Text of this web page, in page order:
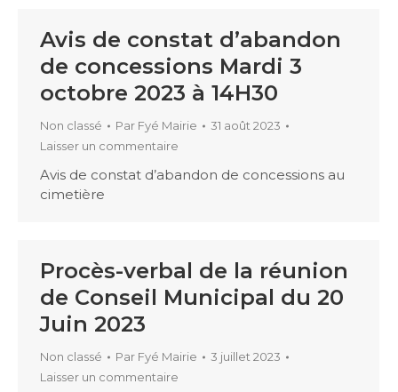
Avis de constat d’abandon
de concessions Mardi 3
octobre 2023 à 14H30
Non classé Par Fyé Mairie
31 août 2023
Laisser un commentaire
Avis de constat d’abandon de concessions au
cimetière
Procès-verbal de la réunion
de Conseil Municipal du 20
Juin 2023
Non classé Par Fyé Mairie
3 juillet 2023
Laisser un commentaire